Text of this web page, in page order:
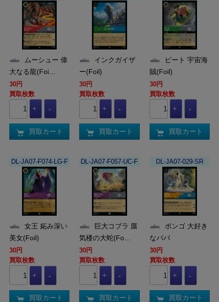
大なる龍(Foi…
30円
買取枚数
買取カート
ー(Foil)
30円
買取枚数
買取カート
賊(Foil)
30円
買取枚数
買取カート
DL-JA07-F074-LG-F
美女(Foil)
30円
買取枚数
買取カート
DL-JA07-F057-UC-F
気楼の大蛇(Fo…
30円
買取枚数
買取カート
DL-JA07-029-SR
なパパ
30円
買取枚数
買取カート